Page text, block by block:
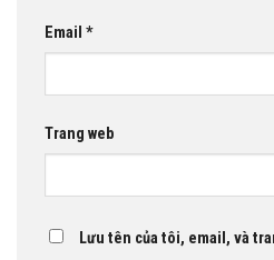
Email *
Trang web
Lưu tên của tôi, email, và